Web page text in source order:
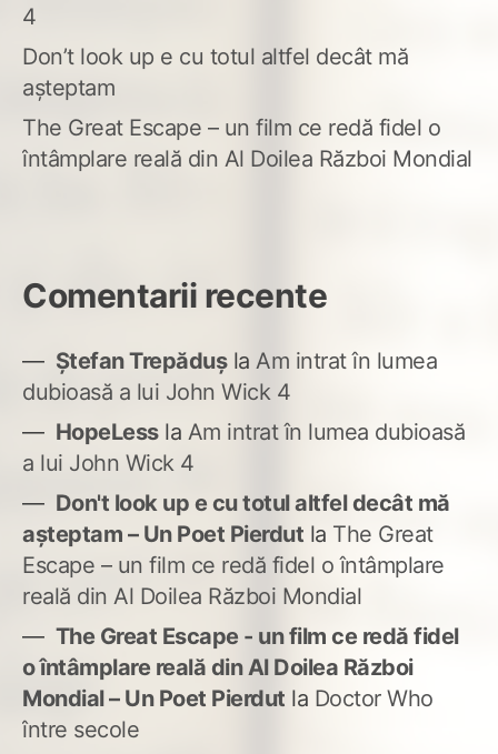
4
Don’t look up e cu totul altfel decât mă
așteptam
The Great Escape – un film ce redă fidel o
întâmplare reală din Al Doilea Război Mondial
Comentarii recente
Ștefan Trepădușla Am intrat în lumea
dubioasă a lui John Wick 4
HopeLessla Am intrat în lumea dubioasă
a lui John Wick 4
Don't look up e cu totul altfel decât mă
așteptam – Un Poet Pierdut la The Great
Escape – un film ce redă fidel o întâmplare
reală din Al Doilea Război Mondial
The Great Escape - un film ce redă fidel
o întâmplare reală din Al Doilea Război
Mondial – Un Poet Pierdut la Doctor Who
între secole